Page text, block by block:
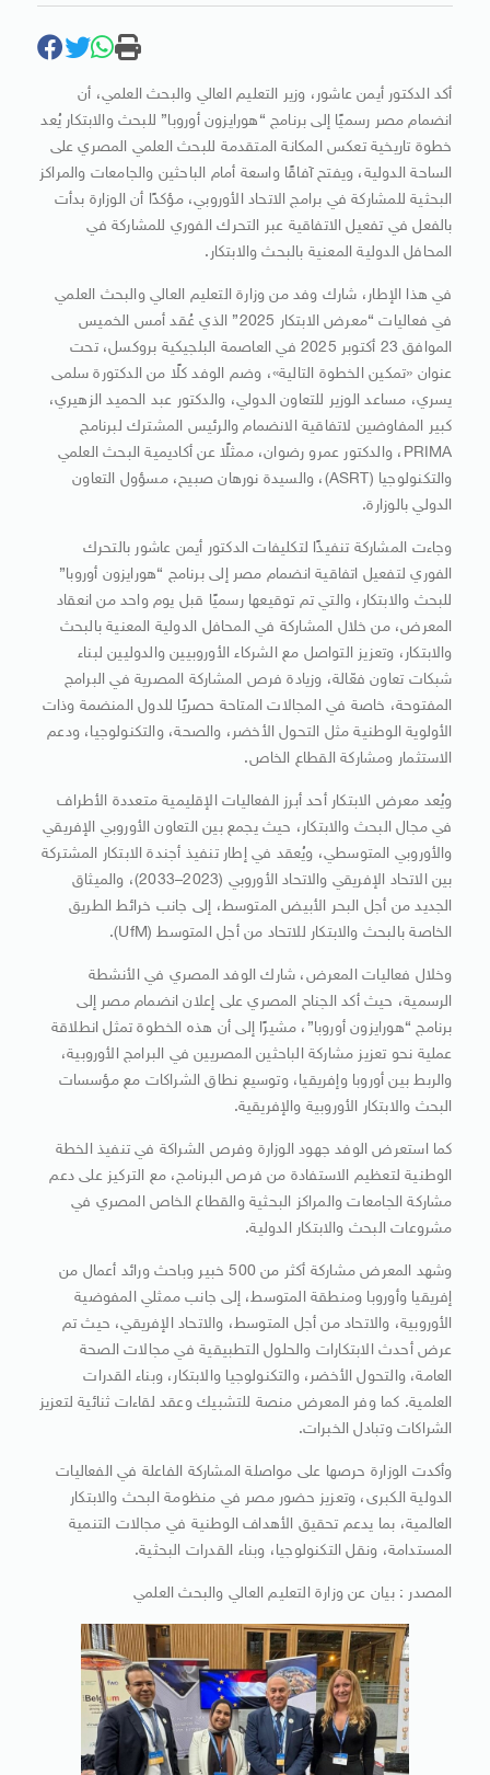
أكد الدكتور أيمن عاشور، وزير التعليم العالي والبحث العلمي، أن
انضمام مصر رسميًا إلى برنامج “هورايزون أوروبا” للبحث والابتكار يُعد
خطوة تاريخية تعكس المكانة المتقدمة للبحث العلمي المصري على
الساحة الدولية، ويفتح آفاقًا واسعة أمام الباحثين والجامعات والمراكز
البحثية للمشاركة في برامج الاتحاد الأوروبي، مؤكدًا أن الوزارة بدأت
بالفعل في تفعيل الاتفاقية عبر التحرك الفوري للمشاركة في
المحافل الدولية المعنية بالبحث والابتكار.
في هذا الإطار، شارك وفد من وزارة التعليم العالي والبحث العلمي
في فعاليات “معرض الابتكار 2025” الذي عُقد أمس الخميس
الموافق 23 أكتوبر 2025 في العاصمة البلجيكية بروكسل، تحت
عنوان «تمكين الخطوة التالية»، وضم الوفد كلًا من الدكتورة سلمى
يسري، مساعد الوزير للتعاون الدولي، والدكتور عبد الحميد الزهيري،
كبير المفاوضين لاتفاقية الانضمام والرئيس المشترك لبرنامج
PRIMA، والدكتور عمرو رضوان، ممثلًا عن أكاديمية البحث العلمي
والتكنولوجيا (ASRT)، والسيدة نورهان صبيح، مسؤول التعاون
الدولي بالوزارة.
وجاءت المشاركة تنفيذًا لتكليفات الدكتور أيمن عاشور بالتحرك
الفوري لتفعيل اتفاقية انضمام مصر إلى برنامج “هورايزون أوروبا”
للبحث والابتكار، والتي تم توقيعها رسميًا قبل يوم واحد من انعقاد
المعرض، من خلال المشاركة في المحافل الدولية المعنية بالبحث
والابتكار، وتعزيز التواصل مع الشركاء الأوروبيين والدوليين لبناء
شبكات تعاون فعّالة، وزيادة فرص المشاركة المصرية في البرامج
المفتوحة، خاصة في المجالات المتاحة حصريًا للدول المنضمة وذات
الأولوية الوطنية مثل التحول الأخضر، والصحة، والتكنولوجيا، ودعم
الاستثمار ومشاركة القطاع الخاص.
ويُعد معرض الابتكار أحد أبرز الفعاليات الإقليمية متعددة الأطراف
في مجال البحث والابتكار، حيث يجمع بين التعاون الأوروبي الإفريقي
والأوروبي المتوسطي، ويُعقد في إطار تنفيذ أجندة الابتكار المشتركة
بين الاتحاد الإفريقي والاتحاد الأوروبي (2023–2033)، والميثاق
الجديد من أجل البحر الأبيض المتوسط، إلى جانب خرائط الطريق
الخاصة بالبحث والابتكار للاتحاد من أجل المتوسط (UfM).
وخلال فعاليات المعرض، شارك الوفد المصري في الأنشطة
الرسمية، حيث أكد الجناح المصري على إعلان انضمام مصر إلى
برنامج “هورايزون أوروبا”، مشيرًا إلى أن هذه الخطوة تمثل انطلاقة
عملية نحو تعزيز مشاركة الباحثين المصريين في البرامج الأوروبية،
والربط بين أوروبا وإفريقيا، وتوسيع نطاق الشراكات مع مؤسسات
البحث والابتكار الأوروبية والإفريقية.
كما استعرض الوفد جهود الوزارة وفرص الشراكة في تنفيذ الخطة
الوطنية لتعظيم الاستفادة من فرص البرنامج، مع التركيز على دعم
مشاركة الجامعات والمراكز البحثية والقطاع الخاص المصري في
مشروعات البحث والابتكار الدولية.
وشهد المعرض مشاركة أكثر من 500 خبير وباحث ورائد أعمال من
إفريقيا وأوروبا ومنطقة المتوسط، إلى جانب ممثلي المفوضية
الأوروبية، والاتحاد من أجل المتوسط، والاتحاد الإفريقي، حيث تم
عرض أحدث الابتكارات والحلول التطبيقية في مجالات الصحة
العامة، والتحول الأخضر، والتكنولوجيا والابتكار، وبناء القدرات
العلمية. كما وفر المعرض منصة للتشبيك وعقد لقاءات ثنائية لتعزيز
الشراكات وتبادل الخبرات.
وأكدت الوزارة حرصها على مواصلة المشاركة الفاعلة في الفعاليات
الدولية الكبرى، وتعزيز حضور مصر في منظومة البحث والابتكار
العالمية، بما يدعم تحقيق الأهداف الوطنية في مجالات التنمية
المستدامة، ونقل التكنولوجيا، وبناء القدرات البحثية.
المصدر : بيان عن وزارة التعليم العالي والبحث العلمي